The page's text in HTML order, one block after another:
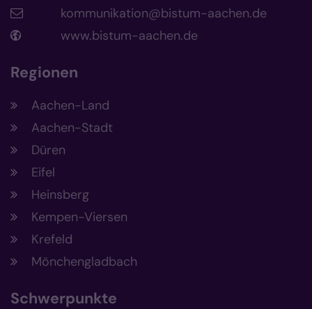
kommunikation@bistum-aachen.de
www.bistum-aachen.de
Regionen
Aachen-Land
Aachen-Stadt
Düren
Eifel
Heinsberg
Kempen-Viersen
Krefeld
Mönchengladbach
Schwerpunkte